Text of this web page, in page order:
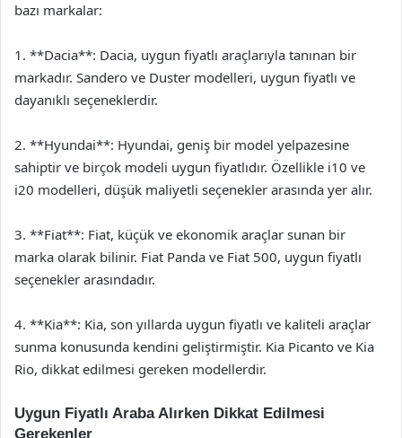
bazı markalar:
1. **Dacia**: Dacia, uygun fiyatlı araçlarıyla tanınan bir
markadır. Sandero ve Duster modelleri, uygun fiyatlı ve
dayanıklı seçeneklerdir.
2. **Hyundai**: Hyundai, geniş bir model yelpazesine
sahiptir ve birçok modeli uygun fiyatlıdır. Özellikle i10 ve
i20 modelleri, düşük maliyetli seçenekler arasında yer alır.
3. **Fiat**: Fiat, küçük ve ekonomik araçlar sunan bir
marka olarak bilinir. Fiat Panda ve Fiat 500, uygun fiyatlı
seçenekler arasındadır.
4. **Kia**: Kia, son yıllarda uygun fiyatlı ve kaliteli araçlar
sunma konusunda kendini geliştirmiştir. Kia Picanto ve Kia
Rio, dikkat edilmesi gereken modellerdir.
Uygun Fiyatlı Araba Alırken Dikkat Edilmesi
Gerekenler